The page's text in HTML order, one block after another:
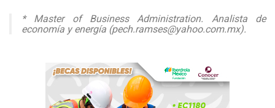
* Master of Business Administration. Analista de
economía y energía (pech.ramses@yahoo.com.mx).